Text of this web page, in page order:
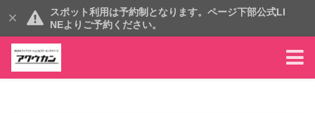
スポット利用は予約制となります。ページ下部公式LI
NEよりご予約ください。